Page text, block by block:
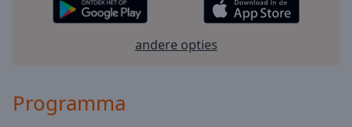
andere opties
Programma